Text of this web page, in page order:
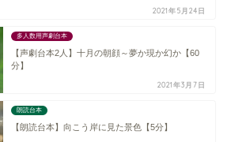
2021年5月24日
多人数用声劇台本
【声劇台本2人】十月の朝顔～夢か現か幻か【60
分】
2021年3月7日
朗読台本
【朗読台本】向こう岸に見た景色【5分】